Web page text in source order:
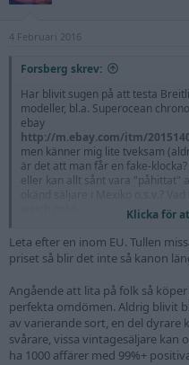
4 Februari 2016
Forsberg skrev:
Har blivit sugen på att testa
modeller, bl.a. Superocean
ebay
http://m.ebay.com/itm/
men känner mig lite tveksam
är det att man får en fake-
eller kan allt sånt vara "påhittat"
Klicka för
Leta efter en inom EU. Tullen
priset så blir det inte så kanon
Angående att lita på folk så
perfekta omdömen. Aldrig blivit
av varierande sort, en del dyrare
svårare, vissa vintagesäljare kan
ha 1000 affärer med 99%+